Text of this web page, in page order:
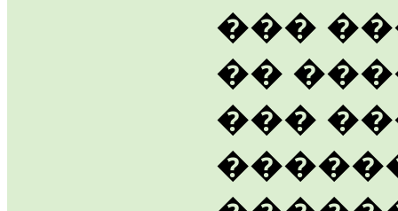
���
��
���